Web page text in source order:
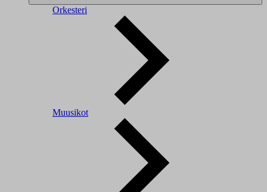
Orkesteri
Muusikot